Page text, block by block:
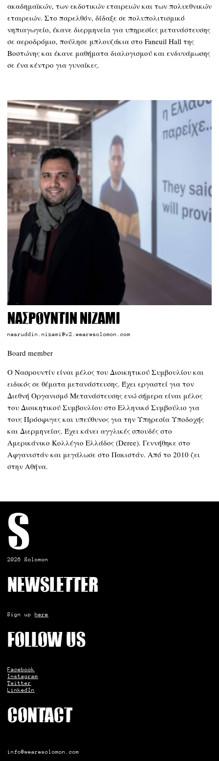
ακαδημαϊκών, των εκδοτικών εταιρειών και των πολυεθνικών
εταιρειών. Στο παρελθόν, δίδαξε σε πολυπολιτισμικό
νηπιαγωγείο, έκανε διερμηνεία για υπηρεσίες μετανάστευσης
σε αεροδρόμιο, πούλησε μπλουζάκια στο Faneuil Hall της
Βοστώνης και έκανε μαθήματα διαλογισμού και ενδυνάμωσης
σε ένα κέντρο για γυναίκες.
Νασρουντίν Νιζάμι
nasruddin.nizami@v2.wearesolomon.com
Board member
Ο Νασρουντίν είναι μέλος του Διοικητικού Συμβουλίου και
ειδικός σε θέματα μετανάστευσης. Έχει εργαστεί για τον
Διεθνή Οργανισμό Μετανάστευσης ενώ σήμερα είναι μέλος
του Διοικητικού Συμβουλίου στο Ελληνικό Συμβούλιο για
τους Πρόσφυγες και υπεύθυνος για την Υπηρεσία Υποδοχής
και Διερμηνείας. Έχει κάνει αγγλικές σπουδές στο
Αμερικάνικο Κολλέγιο Ελλάδος (Deree). Γεννήθηκε στο
Αφγανιστάν και μεγάλωσε στο Πακιστάν. Από το 2010 ζει
στην Αθήνα.
S
2026 Solomon
Newsletter
Sign up here
Follow us
Facebook
Instagram
Twitter
LinkedIn
Contact
info@wearesolomon.com